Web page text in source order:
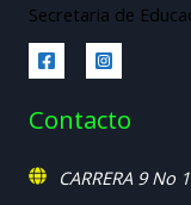
Secretaria de
Contacto
CARRERA 9